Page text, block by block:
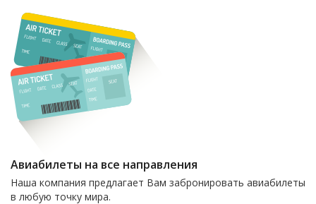
Авиабилеты на все направления
Наша компания предлагает Вам забронировать авиабилеты
в любую точку мира.